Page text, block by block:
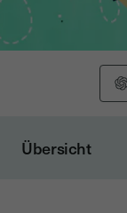
Übersicht